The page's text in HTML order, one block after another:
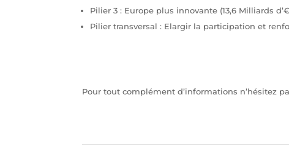
Pilier 3 : Europe plus innovante (13,6 Milliards
Pilier transversal : Elargir la participation et
Pour tout complément d’informations n’hésitez